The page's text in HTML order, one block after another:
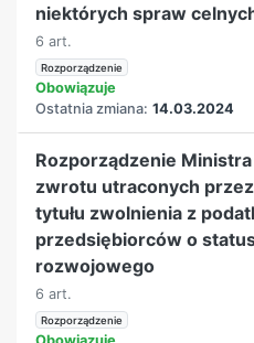
niektórych spraw
6 art.
Rozporządzenie
Obowiązuje
Ostatnia zmiana: 14.03.2024
Rozporządzenie
zwrotu utraconych
tytułu zwolnienia z
przedsiębiorców o
rozwojowego
6 art.
Rozporządzenie